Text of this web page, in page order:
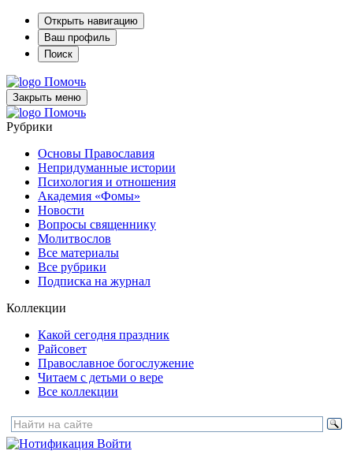
Открыть навигацию
Ваш профиль
Поиск
Помочь
Закрыть меню
Помочь
Рубрики
Основы Православия
Непридуманные истории
Психология и отношения
Академия «Фомы»
Новости
Вопросы священнику
Молитвослов
Все материалы
Все рубрики
Подписка на журнал
Коллекции
Какой сегодня праздник
Райсовет
Православное богослужение
Читаем с детьми о вере
Все коллекции
Войти